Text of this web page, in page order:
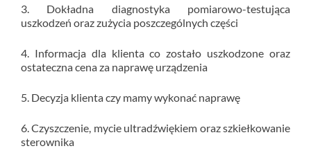
3. Dokładna diagnostyka pomiarowo-testująca
uszkodzeń oraz zużycia poszczególnych części
4. Informacja dla klienta co zostało uszkodzone oraz
ostateczna cena za naprawę urządzenia
5. Decyzja klienta czy mamy wykonać naprawę
6. Czyszczenie, mycie ultradźwiękiem oraz szkiełkowanie
sterownika